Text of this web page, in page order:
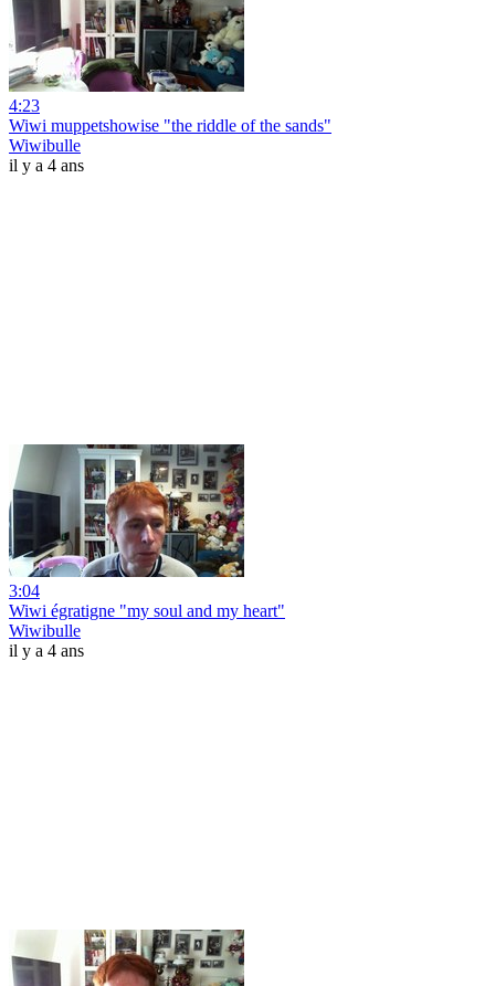
4:23
Wiwi muppetshowise "the riddle of the sands"
Wiwibulle
il y a 4 ans
3:04
Wiwi égratigne "my soul and my heart"
Wiwibulle
il y a 4 ans